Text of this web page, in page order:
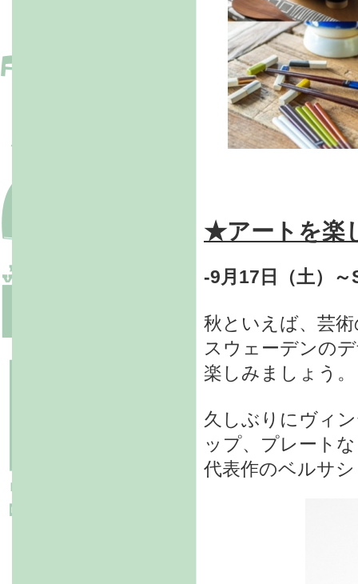
★アートを楽
-9月17日（土）～
秋といえば、芸
スウェーデンの
楽しみましょう。
久しぶりにヴィ
ップ、プレート
代表作のベルサ